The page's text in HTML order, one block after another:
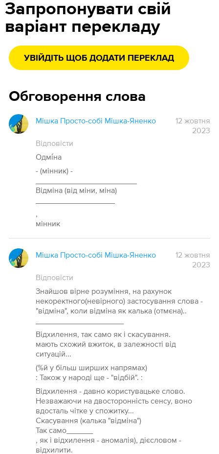
Запропонувати свій
варіант перекладу
УВІЙДІТЬ ЩОБ ДОДАТИ ПЕРЕКЛАД
Обговорення слова
Мішка Просто-собі Мішка-Яненко
12 жовтня
2023
Відповісти
Одмі́на
- (мінник) -
Відміна (від міни, міна)
,
мінник
Мішка Просто-собі Мішка-Яненко
12 жовтня
2023
Відповісти
Знайшов вірне розуміння, на рахунок
некоректного(невірного) застосування слова -
"відміна", коли відміна як калька (отмєна)..
Відхилення, так само як і скасування.
мають схожий вжиток, в залежності від
ситуацій...
(%й у більш ширших напрямах)
: Також у народі ще - "відбій". :
Відхилення - давно користувацьке слово.
Незважаючи на двосторонність сенсу, воно
вдосталь чітке у спожитку...
Скасування (калька "відміна")
Так само______
, як і відхилення - аномалія), дієсловом -
відхилити.